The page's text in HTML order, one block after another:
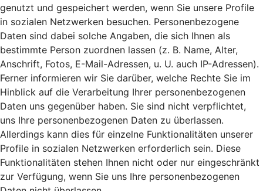
genutzt und gespeichert werden, wenn Sie unsere Profile
in sozialen Netzwerken besuchen. Personenbezogene
Daten sind dabei solche Angaben, die sich Ihnen als
bestimmte Person zuordnen lassen (z. B. Name, Alter,
Anschrift, Fotos, E-Mail-Adressen, u. U. auch IP-Adressen).
Ferner informieren wir Sie darüber, welche Rechte Sie im
Hinblick auf die Verarbeitung Ihrer personenbezogenen
Daten uns gegenüber haben. Sie sind nicht verpflichtet,
uns Ihre personenbezogenen Daten zu überlassen.
Allerdings kann dies für einzelne Funktionalitäten unserer
Profile in sozialen Netzwerken erforderlich sein. Diese
Funktionalitäten stehen Ihnen nicht oder nur eingeschränkt
zur Verfügung, wenn Sie uns Ihre personenbezogenen